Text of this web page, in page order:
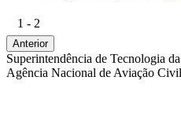
1 - 2
Anterior
Superintendência de Tecnologia
Agência Nacional de Aviação